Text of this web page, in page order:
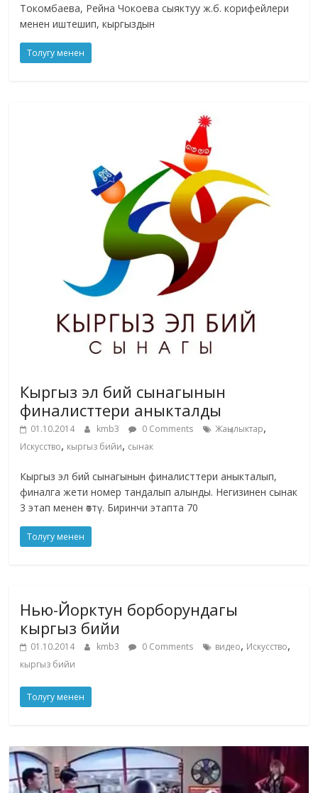
Токомбаева, Рейна Чокоева сыяктуу ж.б. корифейлери
менен иштешип, кыргыздын
Толугу менен
Кыргыз эл бий сынагынын
финалисттери аныкталды
01.10.2014 kmb3 0 Comments Жаңылыктар,
Искусство, кыргыз бийи, сынак
Кыргыз эл бий сынагынын финалисттери аныкталып,
финалга жети номер тандалып алынды. Негизинен сынак
3 этап менен өттү. Биринчи этапта 70
Толугу менен
Нью-Йорктун борборундагы
кыргыз бийи
01.10.2014 kmb3 0 Comments видео, Искусство,
кыргыз бийи
Толугу менен